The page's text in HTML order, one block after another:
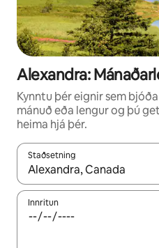
Alexandra:
Kynntu þér eignir sem
mánuð eða lengur og þú
heima hjá þér.
Staðsetning
Þegar niðurstöður liggja
Innritun